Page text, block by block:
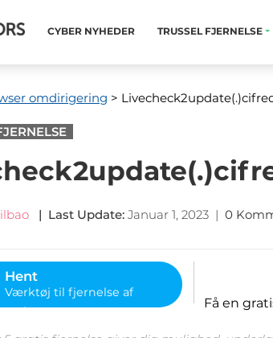
CYBER ​​NYHEDER TRUSSEL FJERNELSE
omdirigering >
| Last Update: Januar 1, 2023 | 0
til fjernelse af
Få en